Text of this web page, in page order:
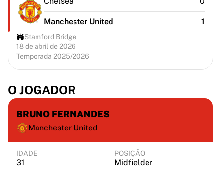
Manchester United 1
Stamford Bridge
18 de abril de 2026
Temporada 2025/2026
O JOGADOR
BRUNO FERNANDES
Manchester United
IDADE
31
POSIÇÃO
Midfielder